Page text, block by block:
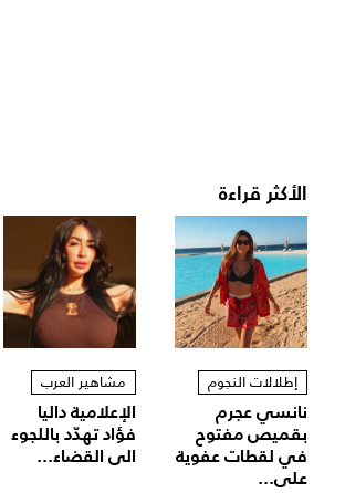
الأكثر قراءة
إطلالات النجوم
نانسي عجرم
بقميص مفتوح
في لقطات عفوية
على...
مشاهير العرب
الإعلامية داليا
فؤاد تهدّد باللجوء
الى القضاء...